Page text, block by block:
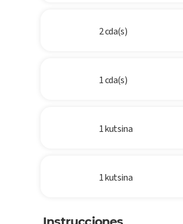
2 cda(s)
1 cda(s)
1 kutsina
1 kutsina